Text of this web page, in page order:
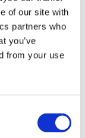
of our site with
partners who
you’ve
from your use
vår tjänst
din
får du
och många